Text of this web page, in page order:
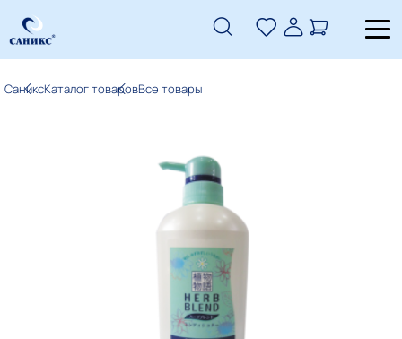
СаниксКаталог товаровВсе товары